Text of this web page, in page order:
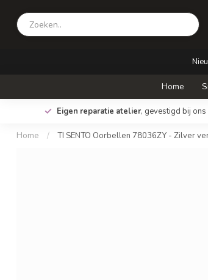
Home
Eigen reparatie atelier, gevestigd bij
Home / TI SENTO Oorbellen 78036ZY - Zilver